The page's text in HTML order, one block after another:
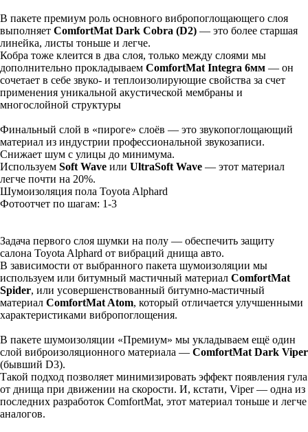
В пакете премиум роль основного вибропоглощающего слоя
выполняет ComfortMat Dark Cobra (D2) — это более старшая
линейка, листы тоньше и легче.
Кобра тоже клеится в два слоя, только между слоями мы
дополнительно прокладываем ComfortMat Integra 6мм — он
сочетает в себе звуко- и теплоизолирующие свойства за счет
применения уникальной акустической мембраны и
многослойной структуры
Финальный слой в «пироге» слоёв — это звукопоглощающий
материал из индустрии профессиональной звукозаписи.
Снижает шум с улицы до минимума.
Используем Soft Wave или UltraSoft Wave — этот материал
легче почти на 20%.
Шумоизоляция пола Toyota Alphard
Фотоотчет по шагам: 1-3
Задача первого слоя шумки на полу — обеспечить защиту
салона Toyota Alphard от вибраций днища авто.
В зависимости от выбранного пакета шумоизоляции мы
используем или битумный мастичный материал ComfortMat
Spider, или усовершенствованный битумно-мастичный
материал ComfortMat Atom, который отличается улучшенными
характеристиками вибропоглощения.
В пакете шумоизоляции «Премиум» мы укладываем ещё один
слой виброизоляционного материала — ComfortMat Dark Viper
(бывший D3).
Такой подход позволяет минимизировать эффект появления гула
от днища при движении на скорости. И, кстати, Viper — одна из
последних разработок ComfortMat, этот материал тоньше и легче
аналогов.